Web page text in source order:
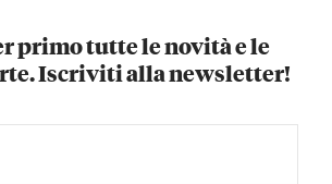
primo tutte le novità e le
Iscriviti alla newsletter!